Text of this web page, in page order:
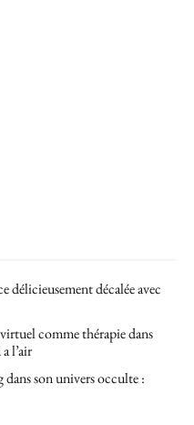
délicieusement décalée avec
comme thérapie dans
l’air
dans son univers occulte :